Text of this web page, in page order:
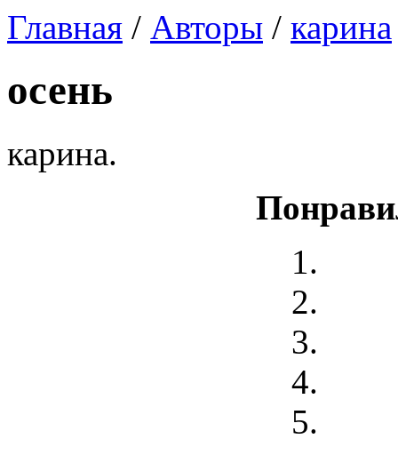
Главная / Авторы / карина
осень
карина.